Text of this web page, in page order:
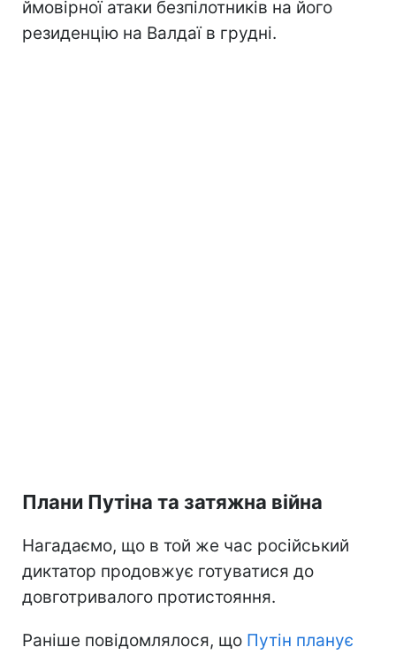
ймовірної атаки безпілотників на його
резиденцію на Валдаї в грудні.
Плани Путіна та затяжна війна
Нагадаємо, що в той же час російський
диктатор продовжує готуватися до
довготривалого протистояння.
Раніше повідомлялося, що Путін планує